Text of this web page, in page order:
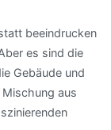
beeindrucken
es sind die
Gebäude und
Mischung aus